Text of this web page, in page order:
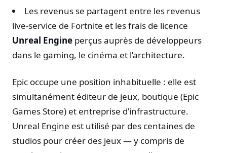
Les revenus se partagent entre les revenus
live-service de Fortnite et les frais de licence
Unreal Engine perçus auprès de développeurs
dans le gaming, le cinéma et l’architecture.
Epic occupe une position inhabituelle : elle est
simultanément éditeur de jeux, boutique (Epic
Games Store) et entreprise d’infrastructure.
Unreal Engine est utilisé par des centaines de
studios pour créer des jeux — y compris de